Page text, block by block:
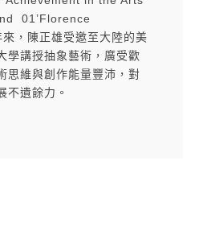
01’Florence
，陳正雄受邀至大陸的美
學講授抽象藝術，廣受歡
思維與創作能量豐沛，對
不遺餘力。